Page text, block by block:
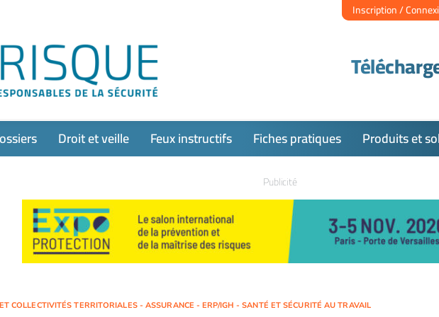
Inscription /
Droit et veille Feux instructifs Fiches pratiques Produits et
Publicité
COLLECTIVITÉS TERRITORIALES - ASSURANCE - ERP/IGH - SANTÉ ET SÉCURITÉ AU TRAVAIL